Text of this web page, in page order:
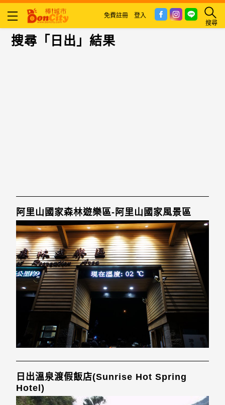
搜尋
免費註冊 登入
搜尋「日出」結果
阿里山國家森林遊樂區-阿里山國家風景區
日出溫泉渡假飯店(Sunrise Hot Spring
Hotel)